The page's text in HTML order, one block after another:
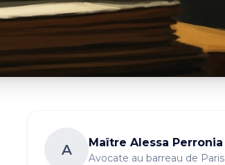
A Maître Alessa Perronia
Avocate au barreau de Paris